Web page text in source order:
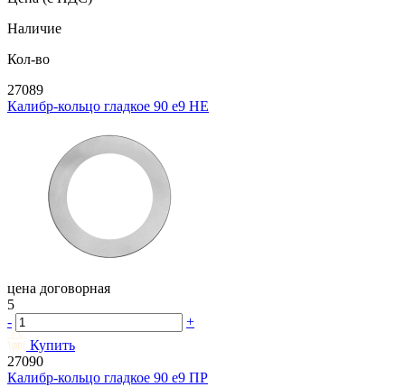
Наличие
Кол-во
27089
Калибр-кольцо гладкое 90 e9 НЕ
цена договорная
5
-
+
Купить
27090
Калибр-кольцо гладкое 90 e9 ПР